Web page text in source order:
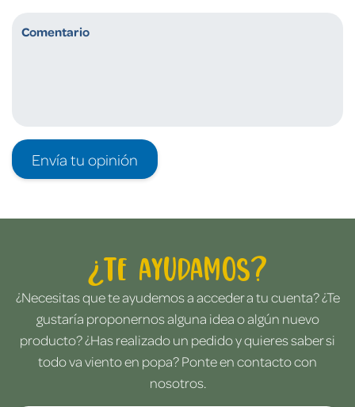
Envía tu opinión
¿Te ayudamos?
¿Necesitas que te ayudemos a acceder a tu cuenta? ¿Te
gustaría proponernos alguna idea o algún nuevo
producto? ¿Has realizado un pedido y quieres saber si
todo va viento en popa? Ponte en contacto con
nosotros.